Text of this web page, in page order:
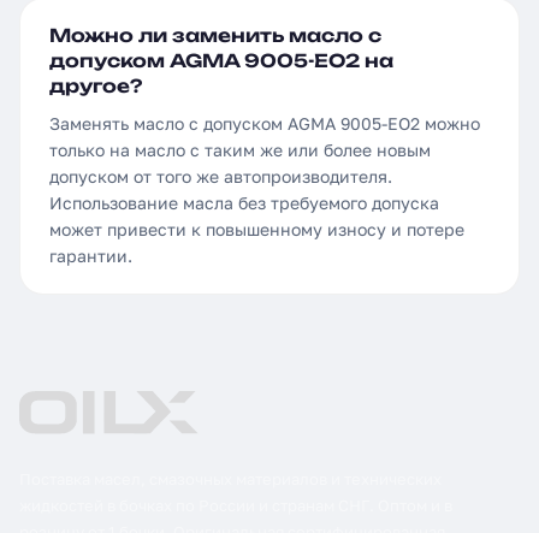
Можно ли заменить масло с
допуском AGMA 9005-EO2 на
другое?
Заменять масло с допуском AGMA 9005-EO2 можно
только на масло с таким же или более новым
допуском от того же автопроизводителя.
Использование масла без требуемого допуска
может привести к повышенному износу и потере
гарантии.